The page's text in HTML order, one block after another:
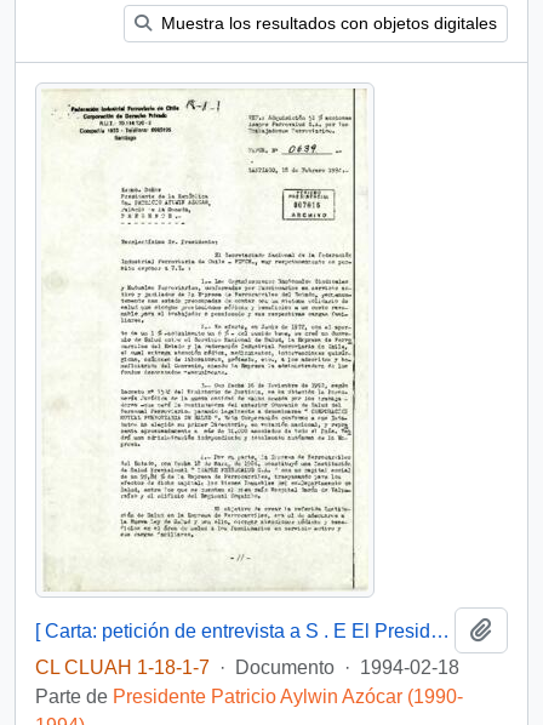
Muestra los resultados con objetos digitales
[ Carta: petición de entrevista a S . E El Presidente de la República, de la Federación Industrial Ferroviaria de Chile ]
CL CLUAH 1-18-1-7 · Documento · 1994-02-18
Parte de Presidente Patricio Aylwin Azócar (1990-